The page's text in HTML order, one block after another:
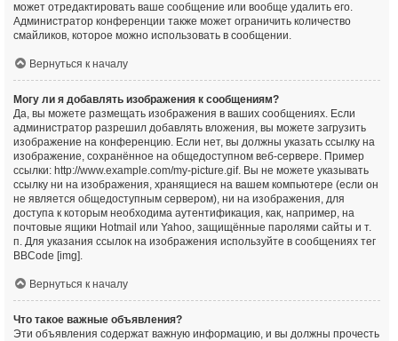
может отредактировать ваше сообщение или вообще удалить его.
Администратор конференции также может ограничить количество
смайликов, которое можно использовать в сообщении.
Вернуться к началу
Могу ли я добавлять изображения к сообщениям?
Да, вы можете размещать изображения в ваших сообщениях. Если
администратор разрешил добавлять вложения, вы можете загрузить
изображение на конференцию. Если нет, вы должны указать ссылку на
изображение, сохранённое на общедоступном веб-сервере. Пример
ссылки: http://www.example.com/my-picture.gif. Вы не можете указывать
ссылку ни на изображения, хранящиеся на вашем компьютере (если он
не является общедоступным сервером), ни на изображения, для
доступа к которым необходима аутентификация, как, например, на
почтовые ящики Hotmail или Yahoo, защищённые паролями сайты и т.
п. Для указания ссылок на изображения используйте в сообщениях тег
BBCode [img].
Вернуться к началу
Что такое важные объявления?
Эти объявления содержат важную информацию, и вы должны прочесть